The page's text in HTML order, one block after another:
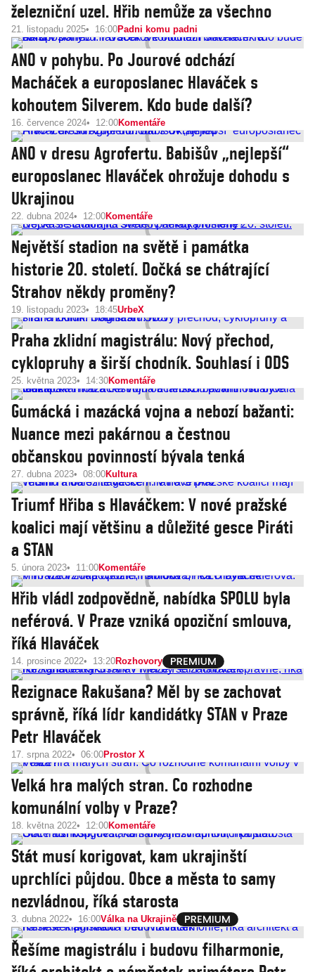
železniční uzel. Hřib nemůže za všechno
21. listopadu 2025 16:00Padni komu padni
ANO v pohybu. Po Jourové odchází
Macháček a europoslanec Hlaváček s
kohoutem Silverem. Kdo bude další?
16. července 2024 12:00Komentáře
ANO v dresu Agrofertu. Babišův „nejlepší“
europoslanec Hlaváček ohrožuje dohodu s
Ukrajinou
22. dubna 2024 12:00Komentáře
Největší stadion na světě i památka
historie 20. století. Dočká se chátrající
Strahov někdy proměny?
19. listopadu 2023 18:45UrbeX
Praha zklidní magistrálu: Nový přechod,
cyklopruhy a širší chodník. Souhlasí i ODS
25. května 2023 14:30Komentáře
Gumácká i mazácká vojna a nebozí bažanti:
Nuance mezi pakárnou a čestnou
občanskou povinností bývala tenká
27. dubna 2023 08:00Kultura
Triumf Hřiba s Hlaváčkem: V nové pražské
koalici mají většinu a důležité gesce Piráti
a STAN
5. února 2023 11:00Komentáře
Hřib vládl zodpovědně, nabídka SPOLU byla
neférová. V Praze vzniká opoziční smlouva,
říká Hlaváček
14. prosince 2022 13:20Rozhovory
Rezignace Rakušana? Měl by se zachovat
správně, říká lídr kandidátky STAN v Praze
Petr Hlaváček
17. srpna 2022 06:00Prostor X
Velká hra malých stran. Co rozhodne
komunální volby v Praze?
18. května 2022 12:00Komentáře
Stát musí korigovat, kam ukrajinští
uprchlíci půjdou. Obce a města to samy
nezvládnou, říká starosta
3. dubna 2022 16:00Válka na Ukrajině
Řešíme magistrálu i budovu filharmonie,